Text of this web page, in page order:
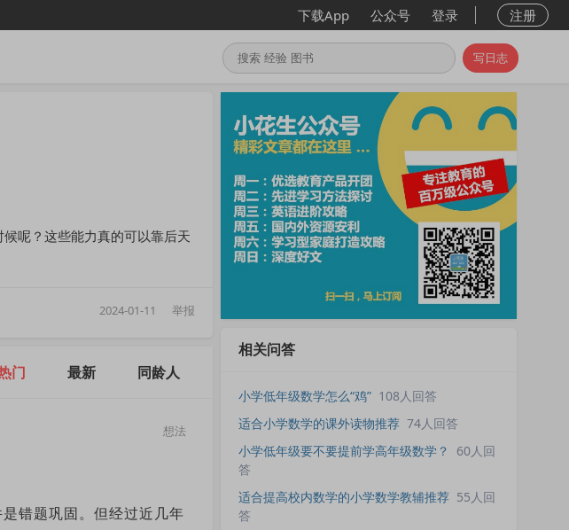
下载App 公众号 登录 注册
写日志
呢？这些能力真的可以靠后天
2024-01-11 举报
门 最新 同龄人
想法
错题巩固。但经过近几年
相关问答
小学低年级数学怎么“鸡” 108人回答
适合小学数学的课外读物推荐 74人回答
小学低年级要不要提前学高年级数学？
60人回
答
适合提高校内数学的小学数学教辅推荐 55人回
答